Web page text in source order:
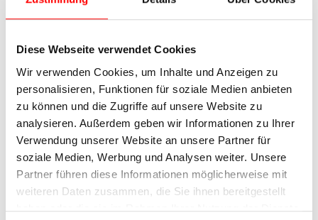
Diese Webseite verwendet Cookies
Wir verwenden Cookies, um Inhalte und Anzeigen zu
personalisieren, Funktionen für soziale Medien anbieten
zu können und die Zugriffe auf unsere Website zu
analysieren. Außerdem geben wir Informationen zu Ihrer
Verwendung unserer Website an unsere Partner für
soziale Medien, Werbung und Analysen weiter. Unsere
Partner führen diese Informationen möglicherweise mit
weiteren Daten zusammen, die Sie ihnen bereitgestellt
haben oder die sie im Rahmen Ihrer Nutzung der Dienste